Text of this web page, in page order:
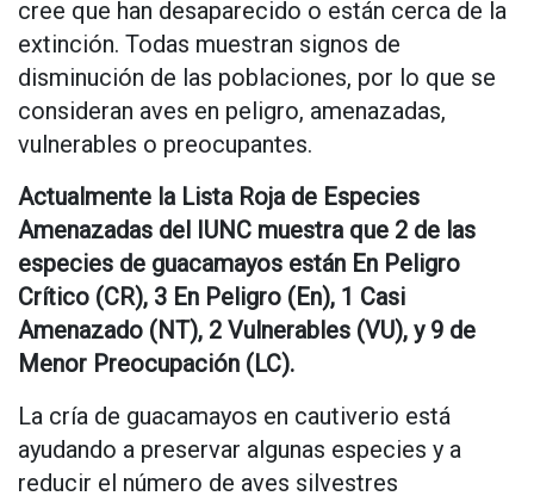
cree que han desaparecido o están cerca de la
extinción. Todas muestran signos de
disminución de las poblaciones, por lo que se
consideran aves en peligro, amenazadas,
vulnerables o preocupantes.
Actualmente la Lista Roja de Especies
Amenazadas del IUNC muestra que 2 de las
especies de guacamayos están En Peligro
Crítico (CR), 3 En Peligro (En), 1 Casi
Amenazado (NT), 2 Vulnerables (VU), y 9 de
Menor Preocupación (LC).
La cría de guacamayos en cautiverio está
ayudando a preservar algunas especies y a
reducir el número de aves silvestres